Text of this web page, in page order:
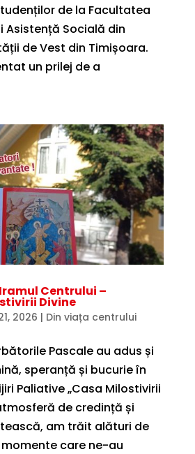
de la Facultatea
Asistență Socială din
de Vest din Timișoara.
un prilej de a
Centrului –
Divine
2026 | Din viața centrului
Pascale au adus și
speranță și bucurie în
Paliative „Casa Milostivirii
de credință și
am trăit alături de
care ne-au